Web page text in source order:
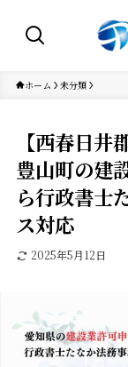
ホーム 未分類
【西春日
豊山町の建
ら行政書士
ス対応
2025年5月12日